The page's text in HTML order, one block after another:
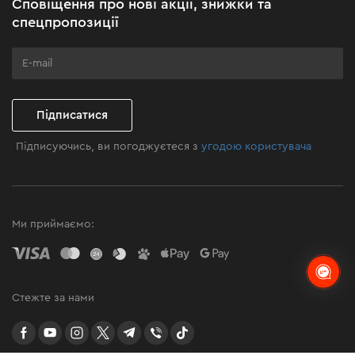
Клуб майстерності
Сповіщення про нові акції, знижки та
спецпропозиції
Підписатися
Підписуючись, ви погоджуєтеся зугодою користувача
Ми приймаємо:
Стежте за нами
facebookyoutubeinstagramtwittertelegram
Viber TikTok